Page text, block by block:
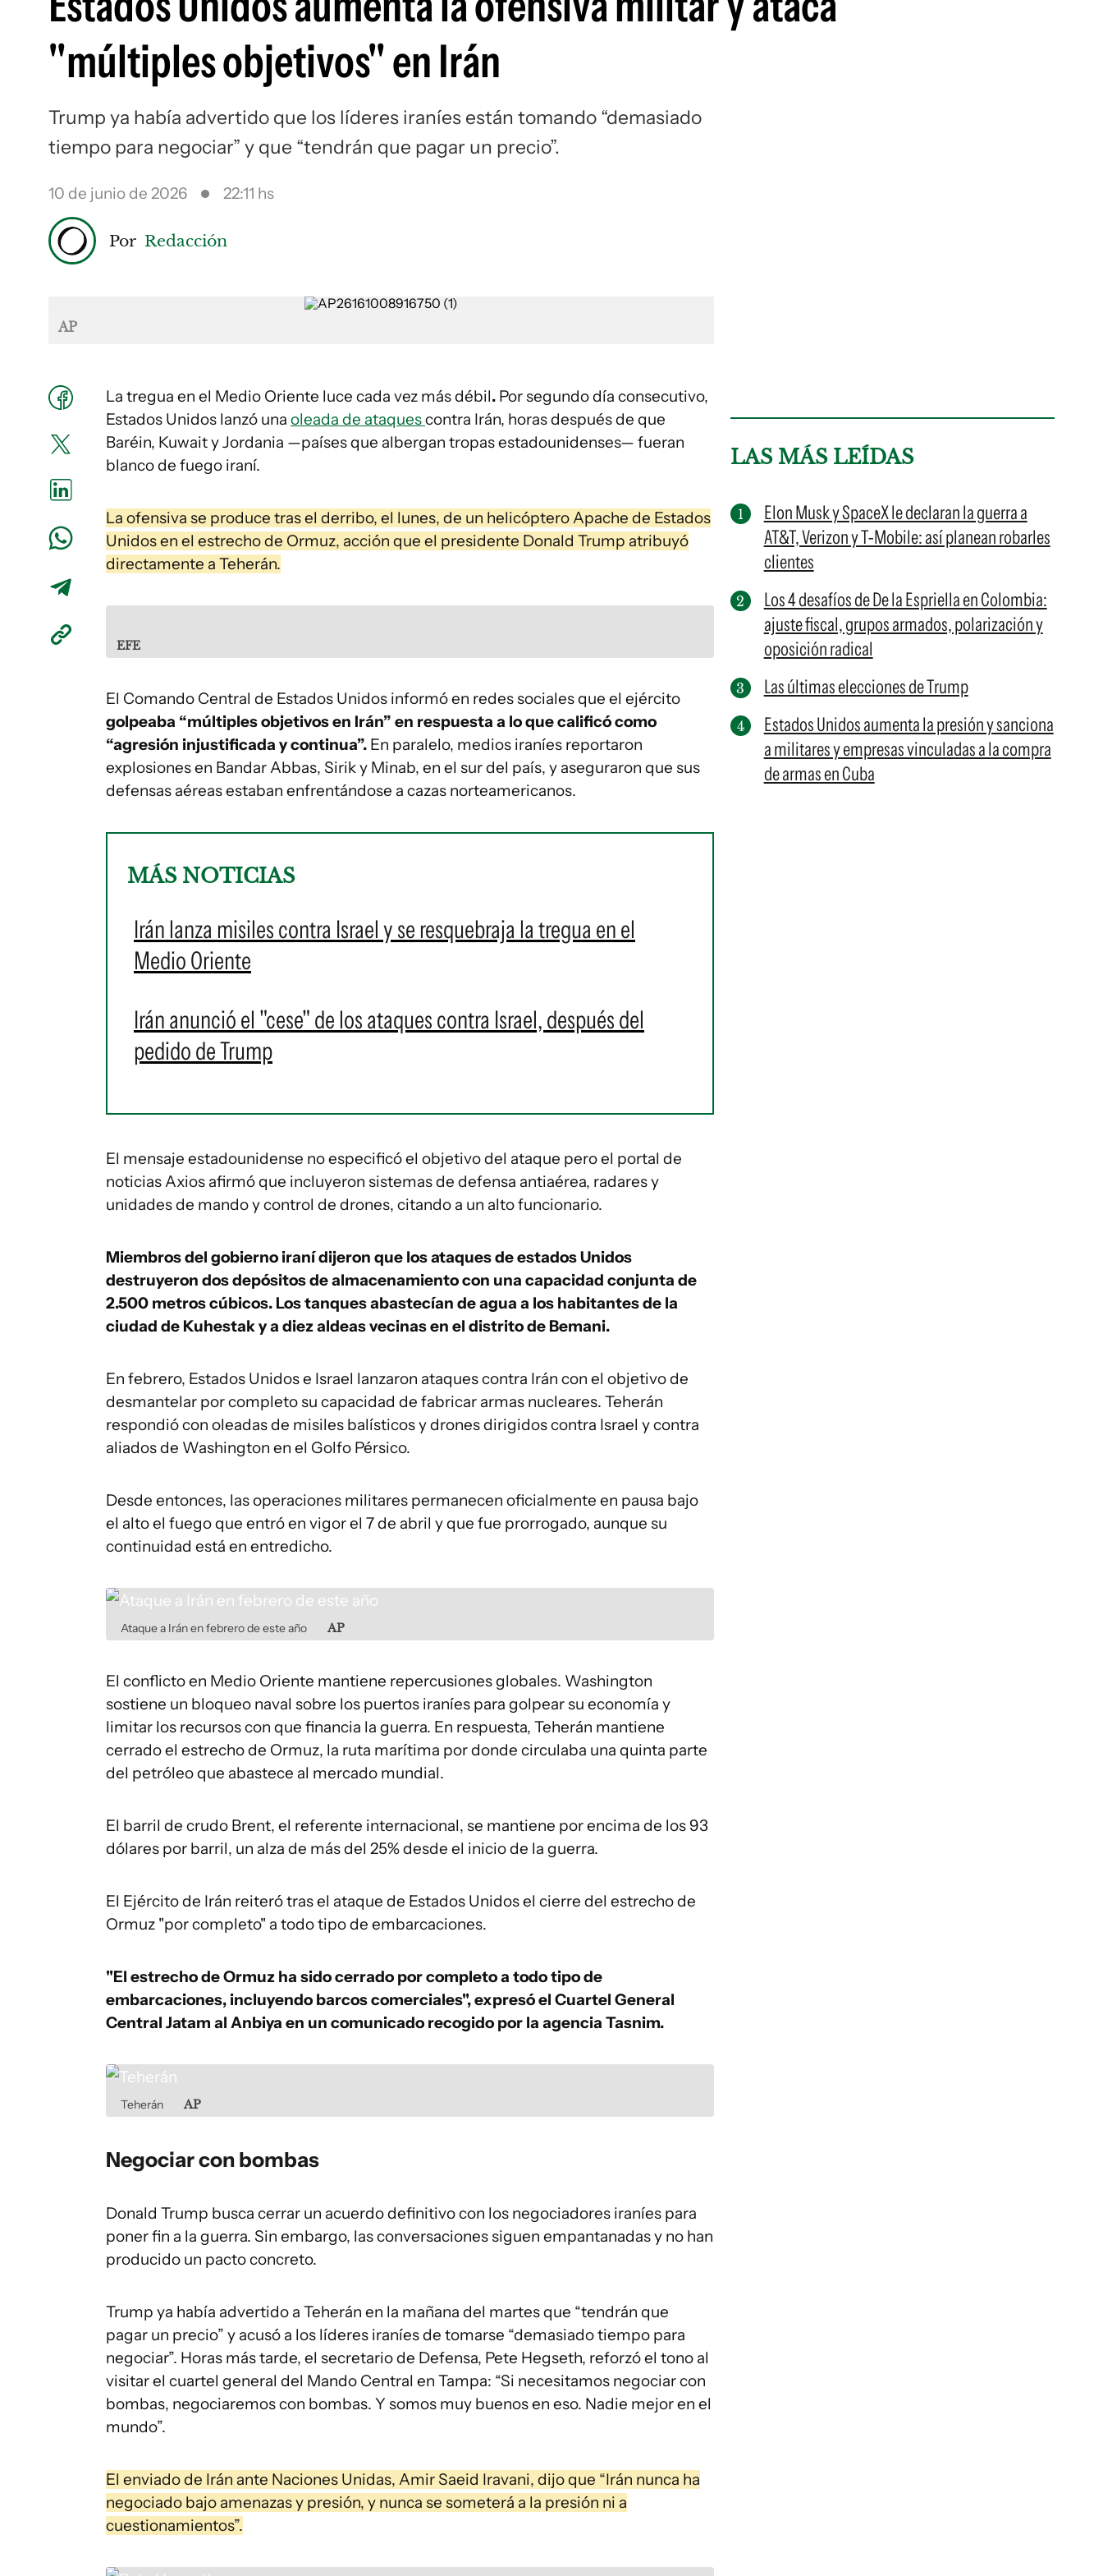
Siguenos en:
"múltiples objetivos" en Irán
Trump ya había advertido que los líderes iraníes están tomando “demasiado
tiempo para negociar” y que “tendrán que pagar un precio”.
10 de junio de 2026 22:11 hs
Por Redacción
AP
La tregua en el Medio Oriente luce cada vez más débil. Por segundo día consecutivo,
Estados Unidos lanzó una oleada de ataquescontra Irán, horas después de que
Baréin, Kuwait y Jordania —países que albergan tropas estadounidenses— fueran
blanco de fuego iraní.
La ofensiva se produce tras el derribo, el lunes, de un helicóptero Apache de Estados
Unidos en el estrecho de Ormuz, acción que el presidente Donald Trump atribuyó
directamente a Teherán.
EFE
El Comando Central de Estados Unidos informó en redes sociales que el ejército
golpeaba “múltiples objetivos en Irán” en respuesta a lo que calificó como
“agresión injustificada y continua”. En paralelo, medios iraníes reportaron
explosiones en Bandar Abbas, Sirik y Minab, en el sur del país, y aseguraron que sus
defensas aéreas estaban enfrentándose a cazas norteamericanos.
MÁS NOTICIAS
Irán lanza misiles contra Israel y se resquebraja la tregua en el
Medio Oriente
Irán anunció el "cese" de los ataques contra Israel, después del
pedido de Trump
El mensaje estadounidense no especificó el objetivo del ataque pero el portal de
noticias Axios afirmó que incluyeron sistemas de defensa antiaérea, radares y
unidades de mando y control de drones, citando a un alto funcionario.
Miembros del gobierno iraní dijeron que los ataques de estados Unidos
destruyeron dos depósitos de almacenamiento con una capacidad conjunta de
2.500 metros cúbicos. Los tanques abastecían de agua a los habitantes de la
ciudad de Kuhestak y a diez aldeas vecinas en el distrito de Bemani.
En febrero, Estados Unidos e Israel lanzaron ataques contra Irán con el objetivo de
desmantelar por completo su capacidad de fabricar armas nucleares. Teherán
respondió con oleadas de misiles balísticos y drones dirigidos contra Israel y contra
aliados de Washington en el Golfo Pérsico.
Desde entonces, las operaciones militares permanecen oficialmente en pausa bajo
el alto el fuego que entró en vigor el 7 de abril y que fue prorrogado, aunque su
continuidad está en entredicho.
Ataque a Irán en febrero de este año AP
El conflicto en Medio Oriente mantiene repercusiones globales. Washington
sostiene un bloqueo naval sobre los puertos iraníes para golpear su economía y
limitar los recursos con que financia la guerra. En respuesta, Teherán mantiene
cerrado el estrecho de Ormuz, la ruta marítima por donde circulaba una quinta parte
del petróleo que abastece al mercado mundial.
El barril de crudo Brent, el referente internacional, se mantiene por encima de los 93
dólares por barril, un alza de más del 25% desde el inicio de la guerra.
El Ejército de Irán reiteró tras el ataque de Estados Unidos el cierre del estrecho de
Ormuz "por completo" a todo tipo de embarcaciones.
"El estrecho de Ormuz ha sido cerrado por completo a todo tipo de
embarcaciones, incluyendo barcos comerciales", expresó el Cuartel General
Central Jatam al Anbiya en un comunicado recogido por la agencia Tasnim.
Teherán AP
Negociar con bombas
Donald Trump busca cerrar un acuerdo definitivo con los negociadores iraníes para
poner fin a la guerra. Sin embargo, las conversaciones siguen empantanadas y no han
producido un pacto concreto.
Trump ya había advertido a Teherán en la mañana del martes que “tendrán que
pagar un precio” y acusó a los líderes iraníes de tomarse “demasiado tiempo para
negociar”. Horas más tarde, el secretario de Defensa, Pete Hegseth, reforzó el tono al
visitar el cuartel general del Mando Central en Tampa: “Si necesitamos negociar con
bombas, negociaremos con bombas. Y somos muy buenos en eso. Nadie mejor en el
mundo”.
El enviado de Irán ante Naciones Unidas, Amir Saeid Iravani, dijo que “Irán nunca ha
negociado bajo amenazas y presión, y nunca se someterá a la presión ni a
cuestionamientos”.
LAS MÁS LEÍDAS
Elon Musk y SpaceX le declaran la guerra a
AT&T, Verizon y T-Mobile: así planean robarles
clientes
Los 4 desafíos de De la Espriella en Colombia:
ajuste fiscal, grupos armados, polarización y
oposición radical
Las últimas elecciones de Trump
Estados Unidos aumenta la presión y sanciona
a militares y empresas vinculadas a la compra
de armas en Cuba